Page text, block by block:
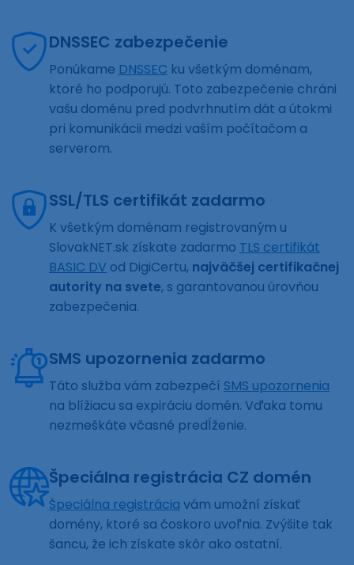
DNSSEC zabezpečenie
Ponúkame DNSSEC ku všetkým doménam,
ktoré ho podporujú. Toto zabezpečenie chráni
vašu doménu pred podvrhnutím dát a útokmi
pri komunikácii medzi vaším počítačom a
serverom.
SSL/TLS certifikát zadarmo
K všetkým doménam registrovaným u
SlovakNET.sk získate zadarmo TLS certifikát
BASIC DV od DigiCertu, najväčšej certifikačnej
autority na svete, s garantovanou úrovňou
zabezpečenia.
SMS upozornenia zadarmo
Táto služba vám zabezpečí SMS upozornenia
na blížiacu sa expiráciu domén. Vďaka tomu
nezmeškáte včasné predĺženie.
Špeciálna registrácia CZ domén
Špeciálna registrácia vám umožní získať
domény, ktoré sa čoskoro uvoľnia. Zvýšite tak
šancu, že ich získate skôr ako ostatní.